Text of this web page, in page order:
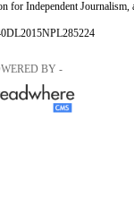
Independent
BY -